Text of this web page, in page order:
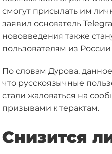
смогут присылать им
заявил основатель
нововведения также
пользователям из
По словам Дурова,
что русскоязычные
стали жаловаться на
призывами к терактам.
Снизится